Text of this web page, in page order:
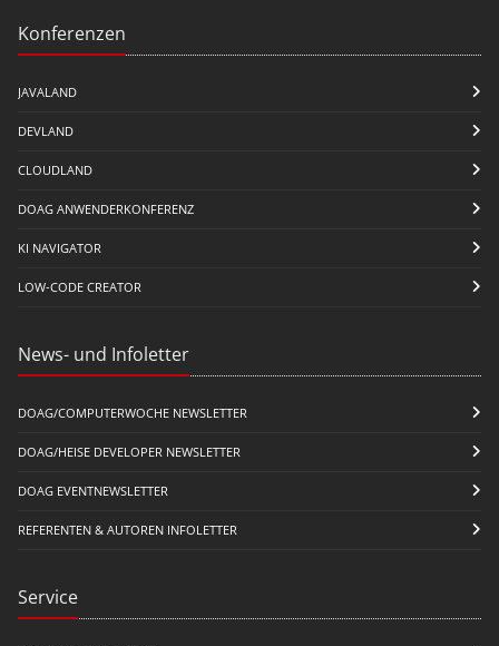
Konferenzen
JAVALAND
DEVLAND
CLOUDLAND
DOAG ANWENDERKONFERENZ
KI NAVIGATOR
LOW-CODE CREATOR
News- und Infoletter
DOAG/COMPUTERWOCHE NEWSLETTER
DOAG/HEISE DEVELOPER NEWSLETTER
DOAG EVENTNEWSLETTER
REFERENTEN & AUTOREN INFOLETTER
Service